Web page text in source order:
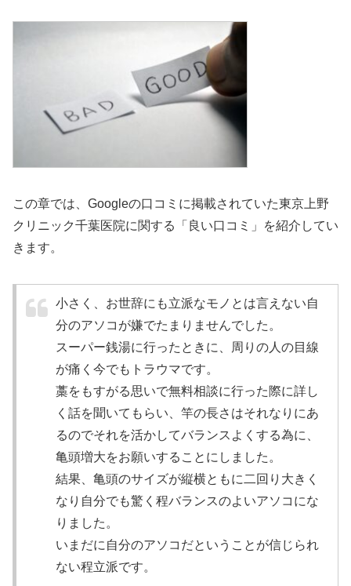
この章では、Googleの口コミに掲載されていた東京上野
クリニック千葉医院に関する「良い口コミ」を紹介してい
きます。
小さく、お世辞にも立派なモノとは言えない自
分のアソコが嫌でたまりませんでした。
スーパー銭湯に行ったときに、周りの人の目線
が痛く今でもトラウマです。
藁をもすがる思いで無料相談に行った際に詳し
く話を聞いてもらい、竿の長さはそれなりにあ
るのでそれを活かしてバランスよくする為に、
亀頭増大をお願いすることにしました。
結果、亀頭のサイズが縦横ともに二回り大きく
なり自分でも驚く程バランスのよいアソコにな
りました。
いまだに自分のアソコだということが信じられ
ない程立派です。